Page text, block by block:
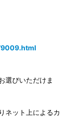
びいただけま
ネット上によるカ